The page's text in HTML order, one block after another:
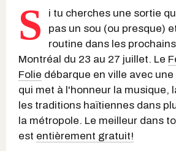
S
i tu cherches une sortie
pas un sou (ou presque)
routine dans les
Montréal du 23 au 27 juillet. Le
Folie débarque en ville avec
qui met à l'honneur la musique,
les traditions haïtiennes dans
la métropole. Le meilleur dans
est entièrement gratuit!